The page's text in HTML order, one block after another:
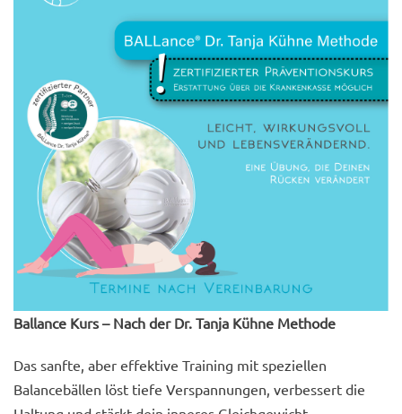
Ballance Kurs – Nach der Dr. Tanja Kühne Methode
Das sanfte, aber effektive Training mit speziellen
Balancebällen löst tiefe Verspannungen, verbessert die